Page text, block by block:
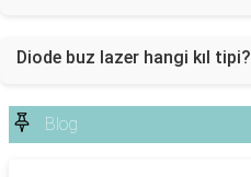
Diode buz lazer hangi kıl tipi?
Blog